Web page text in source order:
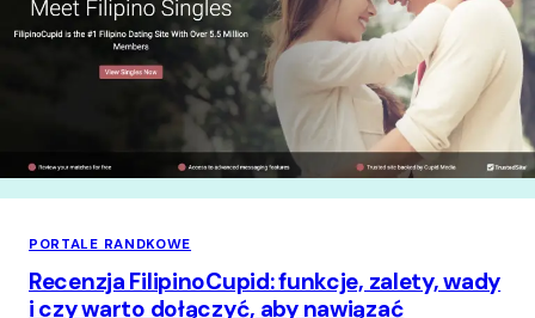
PORTALE RANDKOWE
Recenzja FilipinoCupid: funkcje, zalety, wady
i czy warto dołączyć, aby nawiązać